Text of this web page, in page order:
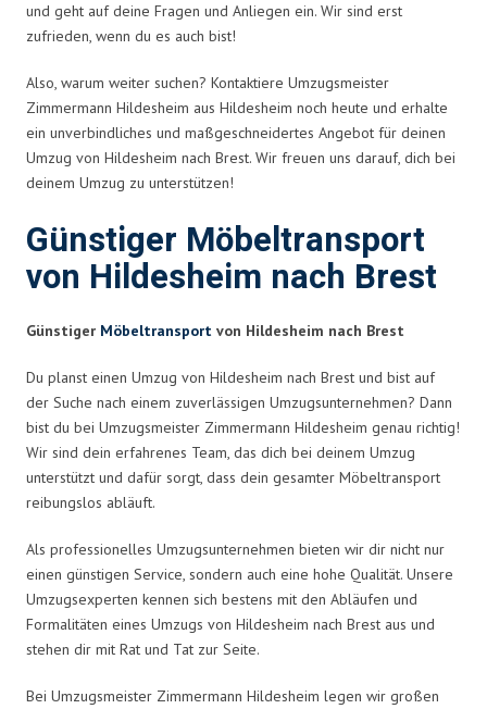
und geht auf deine Fragen und Anliegen ein. Wir sind erst
zufrieden, wenn du es auch bist!
Also, warum weiter suchen? Kontaktiere Umzugsmeister
Zimmermann Hildesheim aus Hildesheim noch heute und erhalte
ein unverbindliches und maßgeschneidertes Angebot für deinen
Umzug von Hildesheim nach Brest. Wir freuen uns darauf, dich bei
deinem Umzug zu unterstützen!
Günstiger Möbeltransport
von Hildesheim nach Brest
Günstiger Möbeltransport von Hildesheim nach Brest
Du planst einen Umzug von Hildesheim nach Brest und bist auf
der Suche nach einem zuverlässigen Umzugsunternehmen? Dann
bist du bei Umzugsmeister Zimmermann Hildesheim genau richtig!
Wir sind dein erfahrenes Team, das dich bei deinem Umzug
unterstützt und dafür sorgt, dass dein gesamter Möbeltransport
reibungslos abläuft.
Als professionelles Umzugsunternehmen bieten wir dir nicht nur
einen günstigen Service, sondern auch eine hohe Qualität. Unsere
Umzugsexperten kennen sich bestens mit den Abläufen und
Formalitäten eines Umzugs von Hildesheim nach Brest aus und
stehen dir mit Rat und Tat zur Seite.
Bei Umzugsmeister Zimmermann Hildesheim legen wir großen